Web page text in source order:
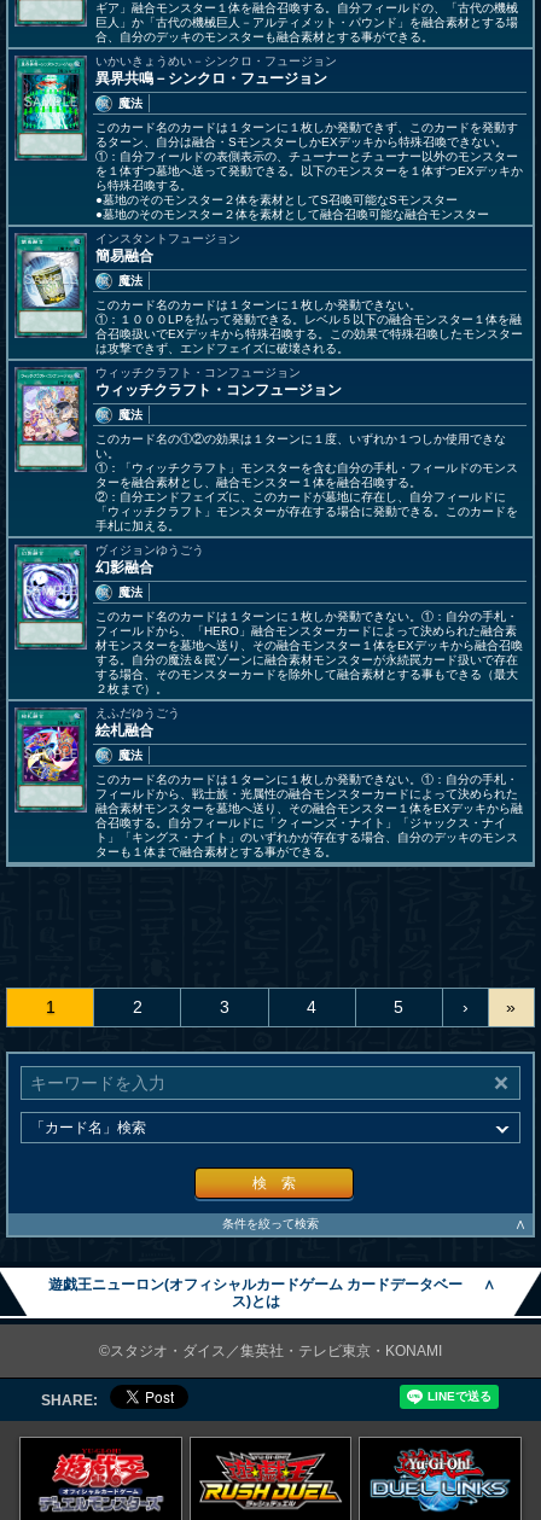
ギア」融合モンスター１体を融合召喚する。自分フィールドの、「古代の機械
巨人」か「古代の機械巨人－アルティメット・パウンド」を融合素材とする場
合、自分のデッキのモンスターも融合素材とする事ができる。
いかいきょうめい－シンクロ・フュージョン
異界共鳴－シンクロ・フュージョン
魔法
このカード名のカードは１ターンに１枚しか発動できず、このカードを発動す
るターン、自分は融合・SモンスターしかEXデッキから特殊召喚できない。
①：自分フィールドの表側表示の、チューナーとチューナー以外のモンスター
を１体ずつ墓地へ送って発動できる。以下のモンスターを１体ずつEXデッキか
ら特殊召喚する。
●墓地のそのモンスター２体を素材としてS召喚可能なSモンスター
●墓地のそのモンスター２体を素材として融合召喚可能な融合モンスター
インスタントフュージョン
簡易融合
魔法
このカード名のカードは１ターンに１枚しか発動できない。
①：１０００LPを払って発動できる。レベル５以下の融合モンスター１体を融
合召喚扱いでEXデッキから特殊召喚する。この効果で特殊召喚したモンスター
は攻撃できず、エンドフェイズに破壊される。
ウィッチクラフト・コンフュージョン
ウィッチクラフト・コンフュージョン
魔法
このカード名の①②の効果は１ターンに１度、いずれか１つしか使用できな
い。
①：「ウィッチクラフト」モンスターを含む自分の手札・フィールドのモンス
ターを融合素材とし、融合モンスター１体を融合召喚する。
②：自分エンドフェイズに、このカードが墓地に存在し、自分フィールドに
「ウィッチクラフト」モンスターが存在する場合に発動できる。このカードを
手札に加える。
ヴィジョンゆうごう
幻影融合
魔法
このカード名のカードは１ターンに１枚しか発動できない。①：自分の手札・
フィールドから、「HERO」融合モンスターカードによって決められた融合素
材モンスターを墓地へ送り、その融合モンスター１体をEXデッキから融合召喚
する。自分の魔法＆罠ゾーンに融合素材モンスターが永続罠カード扱いで存在
する場合、そのモンスターカードを除外して融合素材とする事もできる（最大
２枚まで）。
えふだゆうごう
絵札融合
魔法
このカード名のカードは１ターンに１枚しか発動できない。①：自分の手札・
フィールドから、戦士族・光属性の融合モンスターカードによって決められた
融合素材モンスターを墓地へ送り、その融合モンスター１体をEXデッキから融
合召喚する。自分フィールドに「クィーンズ・ナイト」「ジャックス・ナイ
ト」「キングス・ナイト」のいずれかが存在する場合、自分のデッキのモンス
ターも１体まで融合素材とする事ができる。
1 2 3 4 5 › »
検 索
条件を絞って検索 ∧
遊戯王ニューロン(オフィシャルカードゲーム カードデータベー
ス)とは
∧
©スタジオ・ダイス／集英社・テレビ東京・KONAMI
SHARE: